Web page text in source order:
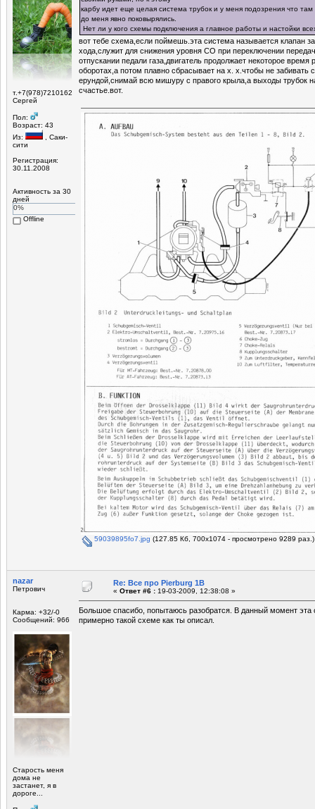
т.+7(978)7210162
Сергей
Пол:
Возраст: 43
Из:
, Саки-
сити
Регистрация:
30.11.2008
Активность за 30
дней
0%
Offline
карбу идет еще целая система трубок и у меня подозрения что там
до меня явно поковырялись.
Нет ли у кого схемы подключения а главное работы и настойки
вот тебе схема,если поймешь.эта система называется клапан
хода,служит для снижения уровня СО при переключении
отпускании педали газа,двигатель продолжает некоторое
оборотах,а потом плавно сбрасывает на х. х.чтобы не забивать
ерундой,снимай всю мишуру с правого крыла,а выходы трубок
счастье.вот.
59039895fo7.jpg (127.85 Кб, 700x1074 - просмотрено 9289 раз.)
nazar
Петрович
Карма: +32/-0
Сообщений: 966
Старость меня
дома не
застанет, я в
дороге...
Re: Все про Pierburg 1B
« Ответ #6 : 19-03-2009, 12:38:08 »
Большое спасибо, попытаюсь разобратся. В данный момент эта
примерно такой схеме как ты описал.